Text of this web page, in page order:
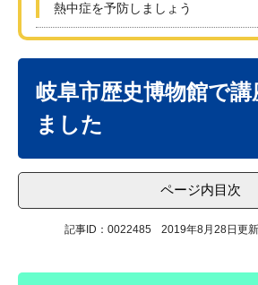
熱中症を予防しましょう
岐阜市歴史博物館で講
ました
ページ内目次
記事ID：0022485 2019年8月28日更新